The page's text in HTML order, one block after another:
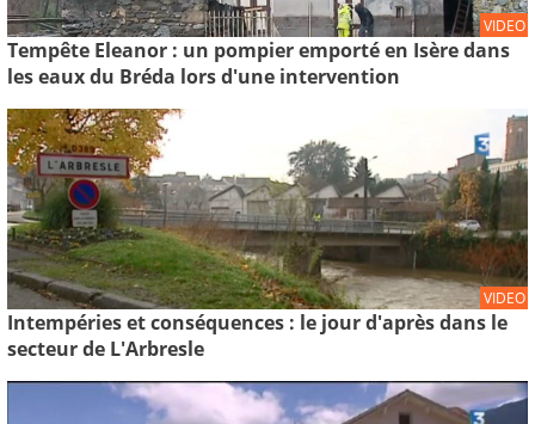
VIDEO
Tempête Eleanor : un pompier emporté en Isère dans
les eaux du Bréda lors d'une intervention
VIDEO
Intempéries et conséquences : le jour d'après dans le
secteur de L'Arbresle